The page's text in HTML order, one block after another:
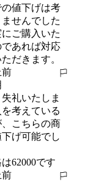
値下げは考
ませんでした
ご購入いた
あれば対応
だきます。
礼いたしま
考えている
こちらの商
げ可能でし
62000です